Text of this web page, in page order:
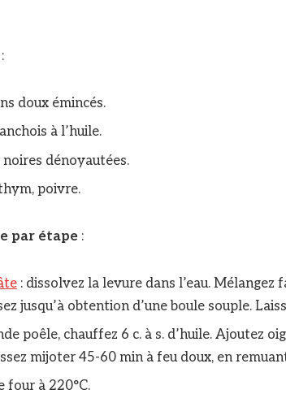
:
doux émincés.
à l’huile.
noires dénoyautées.
poivre.
par étape :
: dissolvez la levure dans l’eau. Mélangez
jusqu’à obtention d’une boule souple.
poêle, chauffez 6 c. à s. d’huile. Ajoutez
mijoter 45-60 min à feu doux, en
four à 220°C.